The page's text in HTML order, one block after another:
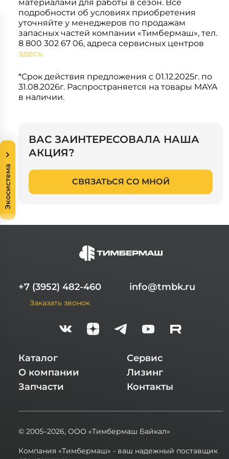
подробности об условиях приобретения
уточняйте у менеджеров по продажам
запасных частей компании «Тимбермаш», тел.
8 800 302 67 06, адреса сервисных центров
здесь
*Срок действия предложения с 01.12.2025г. по
31.08.2026г. Распространяется на товары MAYA
в наличии.
ВАС ЗАИНТЕРЕСОВАЛА НАША
АКЦИЯ?
СВЯЗАТЬСЯ СО МНОЙ
+7 (3952) 482-460
Заказать звонок
info@tmbk.ru
Каталог
О компании
Запчасти
Сервис
Лизинг
Контакты
© 2005–2026, ООО «Тимбермаш Байкал»
Компания «Тимбермаш» - ваш надежный поставщик
Экосистема
Системы 3D нивелирования
Мини-погрузчики
Грейферные захваты
Посевная техника